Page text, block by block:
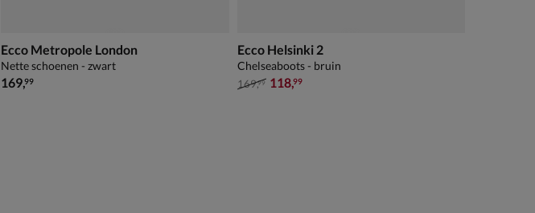
Ecco Metropole London
Nette schoenen - zwart
€ 169,99
169,99
Ecco Helsinki 2
Chelseaboots - bruin
van € 169,99 voor € 118,99
169,99 118,99